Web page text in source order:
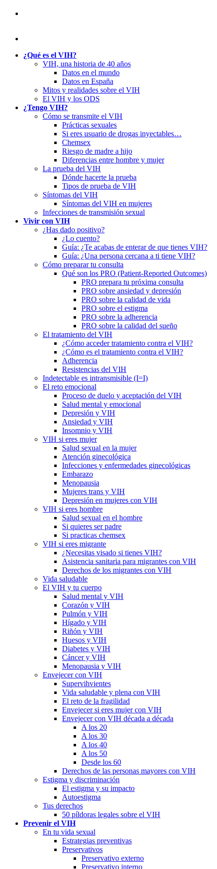
¿Qué es el VIH?
VIH, una historia de 40 años
Datos en el mundo
Datos en España
Mitos y realidades sobre el VIH
El VIH y los ODS
¿Tengo VIH?
Cómo se transmite el VIH
Prácticas sexuales
Si eres usuario de drogas inyectables…
Chemsex
Riesgo de madre a hijo
Diferencias entre hombre y mujer
La prueba del VIH
Dónde hacerte la prueba
Tipos de prueba de VIH
Síntomas del VIH
Síntomas del VIH en mujeres
Infecciones de transmisión sexual
Vivir con VIH
¿Has dado positivo?
¿Lo cuento?
Guía: ¿Te acabas de enterar de que tienes VIH?
Guía: ¿Una persona cercana a ti tiene VIH?
Cómo preparar tu consulta
Qué son los PRO (Patient-Reported Outcomes)
PRO prepara tu próxima consulta
PRO sobre ansiedad y depresión
PRO sobre la calidad de vida
PRO sobre el estigma
PRO sobre la adherencia
PRO sobre la calidad del sueño
El tratamiento del VIH
¿Cómo acceder tratamiento contra el VIH?
¿Cómo es el tratamiento contra el VIH?
Adherencia
Resistencias del VIH
Indetectable es intransmisible (I=I)
El reto emocional
Proceso de duelo y aceptación del VIH
Salud mental y emocional
Depresión y VIH
Ansiedad y VIH
Insomnio y VIH
VIH si eres mujer
Salud sexual en la mujer
Atención ginecológica
Infecciones y enfermedades ginecológicas
Embarazo
Menopausia
Mujeres trans y VIH
Depresión en mujeres con VIH
VIH si eres hombre
Salud sexual en el hombre
Si quieres ser padre
Si practicas chemsex
VIH si eres migrante
¿Necesitas visado si tienes VIH?
Asistencia sanitaria para migrantes con VIH
Derechos de los migrantes con VIH
Vida saludable
El VIH y tu cuerpo
Salud mental y VIH
Corazón y VIH
Pulmón y VIH
Hígado y VIH
Riñón y VIH
Huesos y VIH
Diabetes y VIH
Cáncer y VIH
Menopausia y VIH
Envejecer con VIH
Supervihvientes
Vida saludable y plena con VIH
El reto de la fragilidad
Envejecer si eres mujer con VIH
Envejecer con VIH década a década
A los 20
A los 30
A los 40
A los 50
Desde los 60
Derechos de las personas mayores con VIH
Estigma y discriminación
El estigma y su impacto
Autoestigma
Tus derechos
50 píldoras legales sobre el VIH
Prevenir el VIH
En tu vida sexual
Estrategias preventivas
Preservativos
Preservativo externo
Preservativo interno